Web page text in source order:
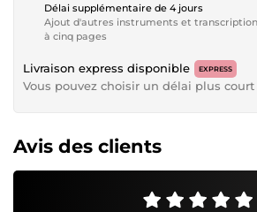
Délai supplémentaire de 4 jours
Ajout d'autres instruments et
à cinq pages
Livraison express disponible EXPRESS
Vous pouvez choisir un délai plus
Avis des clients